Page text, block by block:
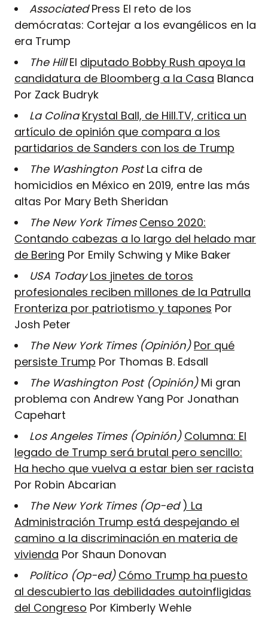
AssociatedPress El reto de los
demócratas: Cortejar a los evangélicos en la
era Trump
The HillEl diputado Bobby Rush apoya la
candidatura de Bloomberg a la Casa Blanca
Por Zack Budryk
La Colina Krystal Ball, de Hill.TV, critica un
artículo de opinión que compara a los
partidarios de Sanders con los de Trump
The Washington PostLa cifra de
homicidios en México en 2019, entre las más
altas Por Mary Beth Sheridan
The New York Times Censo 2020:
Contando cabezas a lo largo del helado mar
de Bering Por Emily Schwing y Mike Baker
USA Today Los jinetes de toros
profesionales reciben millones de la Patrulla
Fronteriza por patriotismo y tapones Por
Josh Peter
The New York Times (Opinión) Por qué
persiste Trump Por Thomas B. Edsall
The Washington Post (Opinión)Mi gran
problema con Andrew Yang Por Jonathan
Capehart
Los Angeles Times (Opinión) Columna: El
legado de Trump será brutal pero sencillo:
Ha hecho que vuelva a estar bien ser racista
Por Robin Abcarian
The New York Times (Op-ed ) La
Administración Trump está despejando el
camino a la discriminación en materia de
vivienda Por Shaun Donovan
Politico (Op-ed) Cómo Trump ha puesto
al descubierto las debilidades autoinfligidas
del Congreso Por Kimberly Wehle